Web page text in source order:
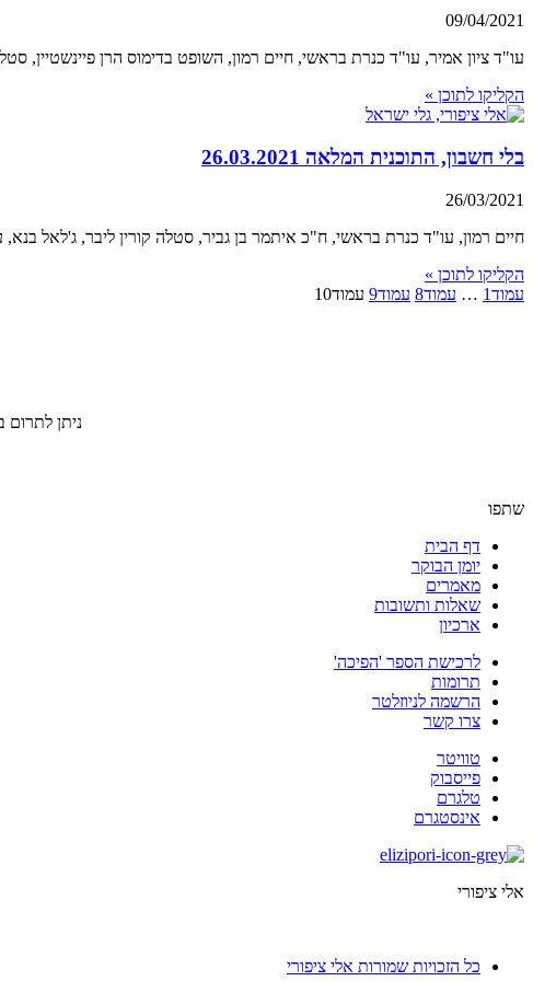
09/04/2021
עו"ד ציון אמיר, עו"ד כנרת בראשי, חיים רמון, השופט בדימוס הרן פיינשטיין,
הקליקו לתוכן »
בלי חשבון, התוכנית המלאה 26.03.2021
26/03/2021
חיים רמון, עו"ד כנרת בראשי, ח"כ איתמר בן גביר, סטלה קורין ליבר, ג'לאל בנא,
הקליקו לתוכן »
עמוד1
… עמוד8 עמוד9 עמוד10
ניתן
שתפו
דף הבית
יומן הבוקר
מאמרים
שאלות ותשובות
ארכיון
לרכישת הספר 'הפיכה'
תרומות
הרשמה לניוזלטר
צרו קשר
טוויטר
פייסבוק
טלגרם
אינסטגרם
אלי ציפורי
כל הזכויות שמורות אלי ציפורי